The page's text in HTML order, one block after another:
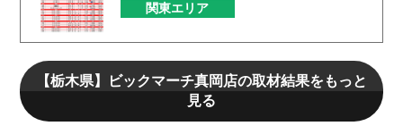
関東エリア
【栃木県】ビックマーチ真岡店の取材結果をもっと
見る